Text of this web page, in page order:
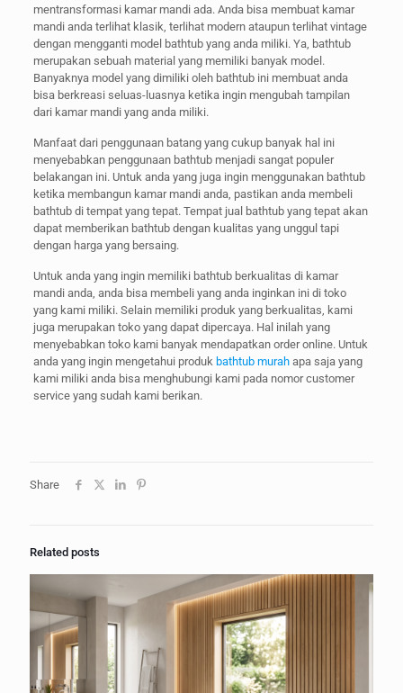
mentransformasi kamar mandi ada. Anda bisa membuat kamar
mandi anda terlihat klasik, terlihat modern ataupun terlihat vintage
dengan mengganti model bathtub yang anda miliki. Ya, bathtub
merupakan sebuah material yang memiliki banyak model.
Banyaknya model yang dimiliki oleh bathtub ini membuat anda
bisa berkreasi seluas-luasnya ketika ingin mengubah tampilan
dari kamar mandi yang anda miliki.
Manfaat dari penggunaan batang yang cukup banyak hal ini
menyebabkan penggunaan bathtub menjadi sangat populer
belakangan ini. Untuk anda yang juga ingin menggunakan bathtub
ketika membangun kamar mandi anda, pastikan anda membeli
bathtub di tempat yang tepat. Tempat jual bathtub yang tepat akan
dapat memberikan bathtub dengan kualitas yang unggul tapi
dengan harga yang bersaing.
Untuk anda yang ingin memiliki bathtub berkualitas di kamar
mandi anda, anda bisa membeli yang anda inginkan ini di toko
yang kami miliki. Selain memiliki produk yang berkualitas, kami
juga merupakan toko yang dapat dipercaya. Hal inilah yang
menyebabkan toko kami banyak mendapatkan order online. Untuk
anda yang ingin mengetahui produk bathtub murahapa saja yang
kami miliki anda bisa menghubungi kami pada nomor customer
service yang sudah kami berikan.
Share
Related posts